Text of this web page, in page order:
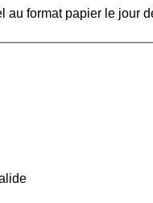
au format papier le jour